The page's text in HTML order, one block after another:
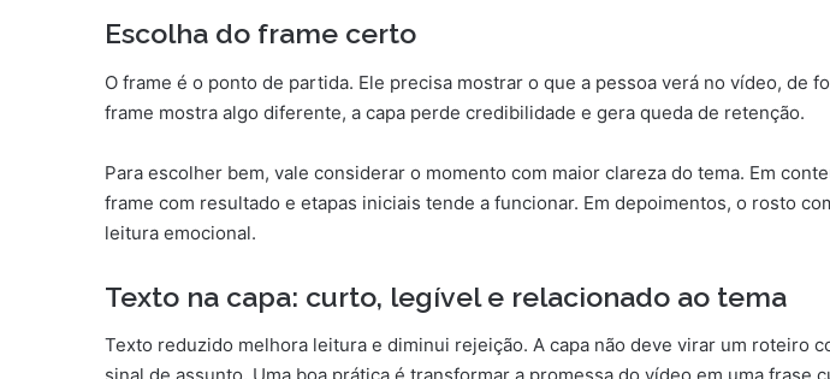
Escolha do frame certo
O frame é o ponto de partida. Ele precisa mostrar o que a pessoa verá no vídeo, de
frame mostra algo diferente, a capa perde credibilidade e gera queda de retenção.
Para escolher bem, vale considerar o momento com maior clareza do tema. Em
frame com resultado e etapas iniciais tende a funcionar. Em depoimentos, o rosto
leitura emocional.
Texto na capa: curto, legível e relacionado ao tema
Texto reduzido melhora leitura e diminui rejeição. A capa não deve virar um roteiro